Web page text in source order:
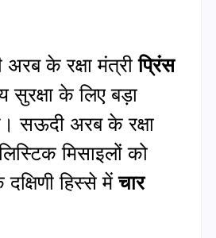
के रक्षा मंत्रीप्रिंस
के लिए बड़ा
सऊदी अरब के रक्षा
मिसाइलों को
हिस्से मेंचार